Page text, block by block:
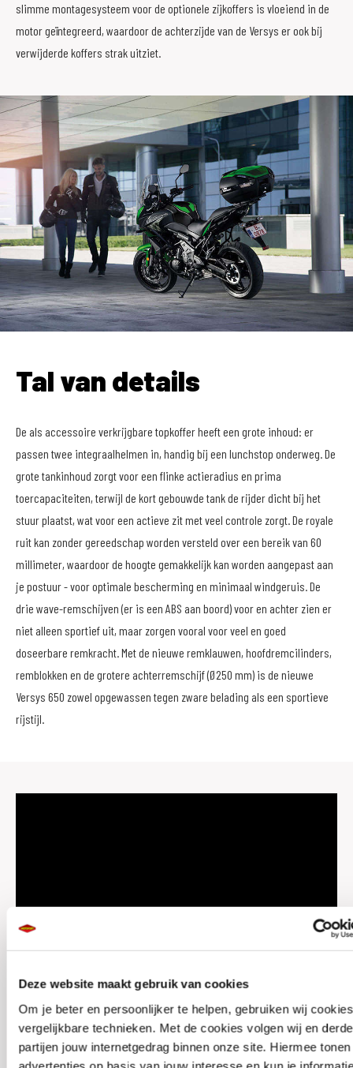
Deze website maakt gebruik van cookies
Om je beter en persoonlijker te helpen, gebruiken wij
vergelijkbare technieken. Met de cookies volgen wij en derde
partijen jouw internetgedrag binnen onze site. Hiermee
slimme montagesysteem voor de optionele zijkoffers is vloeiend in de
motor geïntegreerd, waardoor de achterzijde van de Versys er ook bij
verwijderde koffers strak uitziet.
Tal van details
De als accessoire verkrijgbare topkoffer heeft een grote inhoud: er
passen twee integraalhelmen in, handig bij een lunchstop onderweg. De
grote tankinhoud zorgt voor een flinke actieradius en prima
toercapaciteiten, terwijl de kort gebouwde tank de rijder dicht bij het
stuur plaatst, wat voor een actieve zit met veel controle zorgt. De royale
ruit kan zonder gereedschap worden versteld over een bereik van 60
millimeter, waardoor de hoogte gemakkelijk kan worden aangepast aan
je postuur - voor optimale bescherming en minimaal windgeruis. De
drie wave-remschijven (er is een ABS aan boord) voor en achter zien er
niet alleen sportief uit, maar zorgen vooral voor veel en goed
doseerbare remkracht. Met de nieuwe remklauwen, hoofdremcilinders,
remblokken en de grotere achterremschijf (Ø250 mm) is de nieuwe
Versys 650 zowel opgewassen tegen zware belading als een sportieve
rijstijl.
ALL ROADS, ONE BIKE
Kawasaki Versys 650